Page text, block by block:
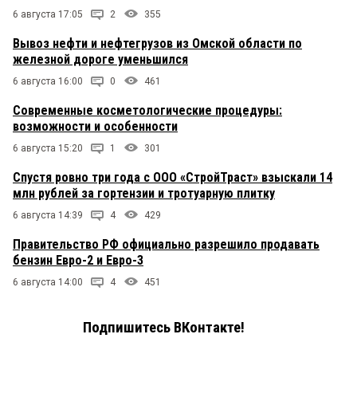
6 августа 17:05 2 355
Вывоз нефти и нефтегрузов из Омской области по
железной дороге уменьшился
6 августа 16:00 0 461
Современные косметологические процедуры:
возможности и особенности
6 августа 15:20 1 301
Спустя ровно три года с ООО «СтройТраст» взыскали 14
млн рублей за гортензии и тротуарную плитку
6 августа 14:39 4 429
Правительство РФ официально разрешило продавать
бензин Евро-2 и Евро-3
6 августа 14:00 4 451
Подпишитесь ВКонтакте!